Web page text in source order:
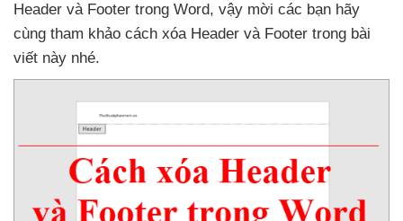
Header và Footer trong Word, vậy mời các bạn hãy
cùng tham khảo cách xóa Header và Footer trong bài
viết này nhé.